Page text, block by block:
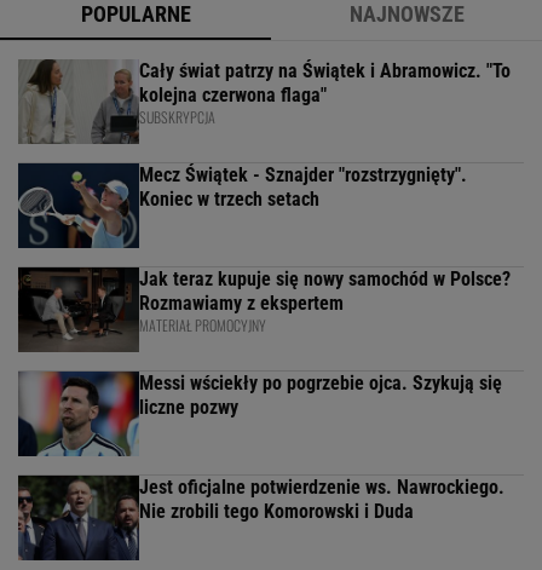
POPULARNE NAJNOWSZE
Cały świat patrzy na Świątek i Abramowicz. "To
kolejna czerwona flaga"
SUBSKRYPCJA
Mecz Świątek - Sznajder "rozstrzygnięty".
Koniec w trzech setach
Jak teraz kupuje się nowy samochód w Polsce?
Rozmawiamy z ekspertem
MATERIAŁ PROMOCYJNY
Messi wściekły po pogrzebie ojca. Szykują się
liczne pozwy
Jest oficjalne potwierdzenie ws. Nawrockiego.
Nie zrobili tego Komorowski i Duda